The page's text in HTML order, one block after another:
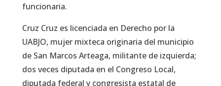
funcionaria.
Cruz Cruz es licenciada en Derecho por la
UABJO, mujer mixteca originaria del municipio
de San Marcos Arteaga, militante de izquierda;
dos veces diputada en el Congreso Local,
diputada federal y congresista estatal de